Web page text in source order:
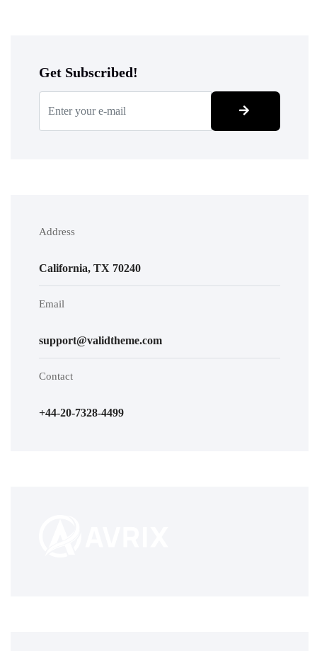
Get Subscribed!
Address
California, TX 70240
Email
support@validtheme.com
Contact
+44-20-7328-4499